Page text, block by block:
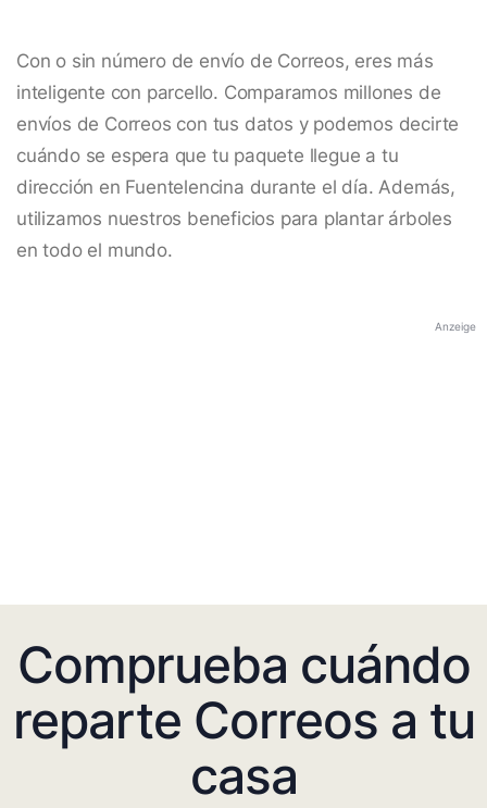
Con o sin número de envío de Correos, eres más
inteligente con parcello. Comparamos millones de
envíos de Correos con tus datos y podemos decirte
cuándo se espera que tu paquete llegue a tu
dirección en Fuentelencina durante el día. Además,
utilizamos nuestros beneficios para plantar árboles
en todo el mundo.
Anzeige
Comprueba cuándo
reparte Correos a tu
casa